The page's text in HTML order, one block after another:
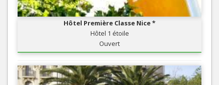
Hôtel Première Classe Nice *
Hôtel 1 étoile
Ouvert